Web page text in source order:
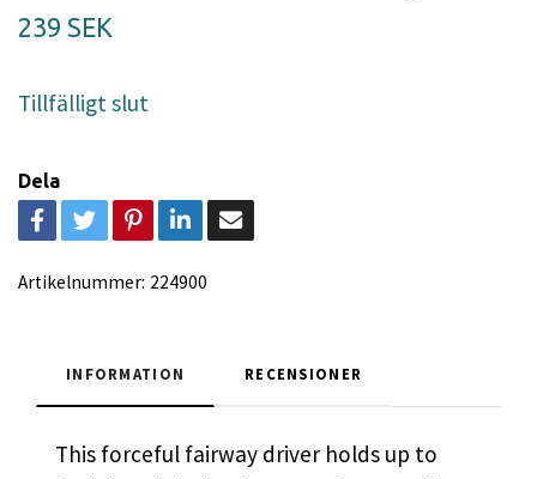
239 SEK
Tillfälligt slut
Dela
Artikelnummer: 224900
INFORMATION RECENSIONER
This forceful fairway driver holds up to